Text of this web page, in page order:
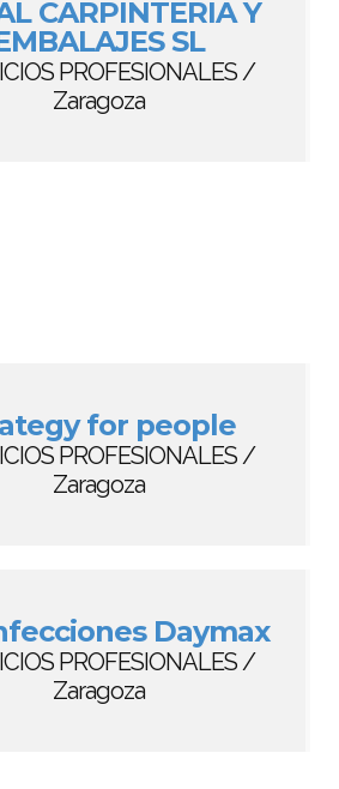
CARPINTERIA Y
SL
PROFESIONALES /
Zaragoza
for people
PROFESIONALES /
Zaragoza
Daymax
PROFESIONALES /
Zaragoza